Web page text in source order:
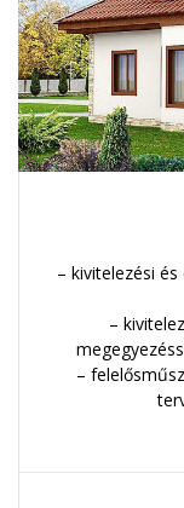
– kivitelezési
–
–